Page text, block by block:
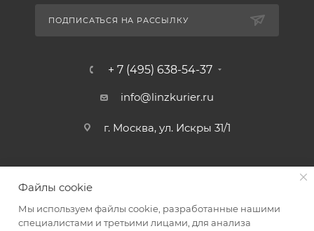
ПОДПИСАТЬСЯ НА РАССЫЛКУ
+ 7 (495) 638-54-37
info@linzkurier.ru
г. Москва, ул. Искры 31/1
Файлы cookie
Мы используем файлы cookie, разработанные нашими
специалистами и третьими лицами, для анализа